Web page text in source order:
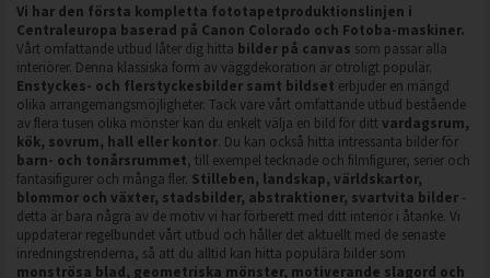
Vi har den första kompletta fototapetproduktionslinjen i
Centraleuropa baserad på Canon Colorado och Fotoba-maskiner.
Vårt omfattande utbud låter dig hitta bilder på canvas som passar alla
interiörer. Denna klassiska form av väggdekoration är otroligt populär.
Enstyckes- och flerstyckesbilder samt bildset erbjuder en mängd
olika arrangemangsmöjligheter. Tack vare vårt omfattande utbud bestående
av flera tusen olika mönster kan du enkelt välja en bild för dittvardagsrum,
kök, sovrum, hall eller kontor. Du kan också hitta intressanta bilder för
barn- och tonårsrummet, till exempel tecknade och filmfigurer, serier och
fantasifigurer och många fler. Stilleben, landskap, världskartor,
blommor och växter, stadsbilder, abstraktioner, svartvita bilder -
detta är bara några av de motiv vi har förberett med ditt interiör i åtanke. Vi
uppdaterar regelbundet vårt utbud och håller det aktuellt med de senaste
inredningstrenderna, så att du alltid kan hitta populära bilder som
monströsa blad, geometriska mönster, motiverande slagord och